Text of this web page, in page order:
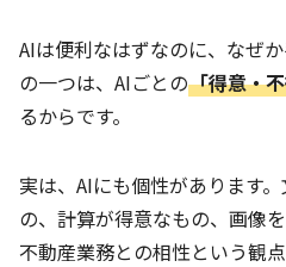
AIは便利なはずなのに、なぜ
の一つは、AIごとの「得意・
るからです。
実は、AIにも個性があります
の、計算が得意なもの、画像
不動産業務との相性という観